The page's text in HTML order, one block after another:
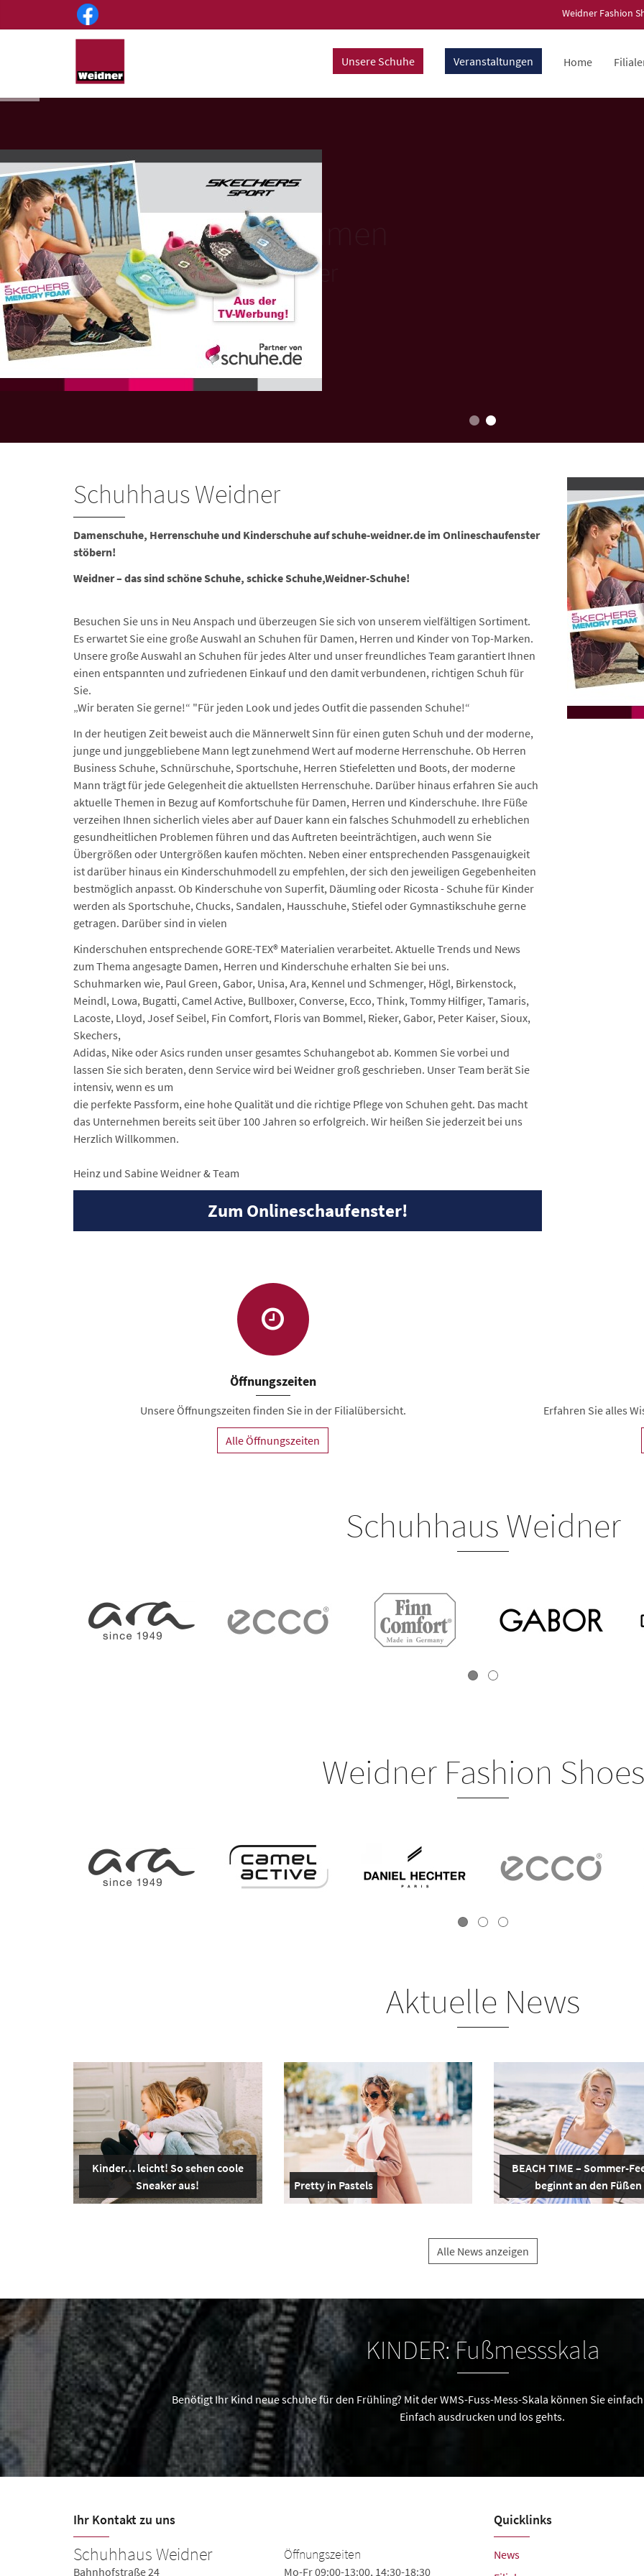
Weidner Fashion
Unsere Schuhe Veranstaltungen Home
Schuhhaus Weidner
Damenschuhe, Herrenschuhe und Kinderschuhe auf schuhe-weidner.de im Onlineschaufenster
stöbern!
Weidner – das sind schöne Schuhe, schicke Schuhe,Weidner-Schuhe!
Besuchen Sie uns in Neu Anspach und überzeugen Sie sich von unserem vielfältigen Sortiment.
Es erwartet Sie eine große Auswahl an Schuhen für Damen, Herren und Kinder von Top-Marken.
Unsere große Auswahl an Schuhen für jedes Alter und unser freundliches Team garantiert Ihnen
einen entspannten und zufriedenen Einkauf und den damit verbundenen, richtigen Schuh für
Sie.
„Wir beraten Sie gerne!“ "Für jeden Look und jedes Outfit die passenden Schuhe!“
In der heutigen Zeit beweist auch die Männerwelt Sinn für einen guten Schuh und der moderne,
junge und junggebliebene Mann legt zunehmend Wert auf moderne Herrenschuhe. Ob Herren
Business Schuhe, Schnürschuhe, Sportschuhe, Herren Stiefeletten und Boots, der moderne
Mann trägt für jede Gelegenheit die aktuellsten Herrenschuhe. Darüber hinaus erfahren Sie auch
aktuelle Themen in Bezug auf Komfortschuhe für Damen, Herren und Kinderschuhe. Ihre Füße
verzeihen Ihnen sicherlich vieles aber auf Dauer kann ein falsches Schuhmodell zu erheblichen
gesundheitlichen Problemen führen und das Auftreten beeinträchtigen, auch wenn Sie
Übergrößen oder Untergrößen kaufen möchten. Neben einer entsprechenden Passgenauigkeit
ist darüber hinaus ein Kinderschuhmodell zu empfehlen, der sich den jeweiligen Gegebenheiten
bestmöglich anpasst. Ob Kinderschuhe von Superfit, Däumling oder Ricosta - Schuhe für Kinder
werden als Sportschuhe, Chucks, Sandalen, Hausschuhe, Stiefel oder Gymnastikschuhe gerne
getragen. Darüber sind in vielen
Kinderschuhen entsprechende GORE-TEX® Materialien verarbeitet. Aktuelle Trends und News
zum Thema angesagte Damen, Herren und Kinderschuhe erhalten Sie bei uns.
Schuhmarken wie, Paul Green, Gabor, Unisa, Ara, Kennel und Schmenger, Högl, Birkenstock,
Meindl, Lowa, Bugatti, Camel Active, Bullboxer, Converse, Ecco, Think, Tommy Hilfiger, Tamaris,
Lacoste, Lloyd, Josef Seibel, Fin Comfort, Floris van Bommel, Rieker, Gabor, Peter Kaiser, Sioux,
Skechers,
Adidas, Nike oder Asics runden unser gesamtes Schuhangebot ab. Kommen Sie vorbei und
lassen Sie sich beraten, denn Service wird bei Weidner groß geschrieben. Unser Team berät Sie
intensiv, wenn es um
die perfekte Passform, eine hohe Qualität und die richtige Pflege von Schuhen geht. Das macht
das Unternehmen bereits seit über 100 Jahren so erfolgreich. Wir heißen Sie jederzeit bei uns
Herzlich Willkommen.
Heinz und Sabine Weidner & Team
Zum Onlineschaufenster!
Öffnungszeiten
Unsere Öffnungszeiten finden Sie in der Filialübersicht.
Alle Öffnungszeiten
Erfahren Sie alles
Schuhhaus Weidner
Weidner Fashion Shoes
Aktuelle News
Kinder… leicht! So sehen coole
Sneaker aus!
Pretty in Pastels
BEACH TIME – Sommer-
beginnt an den Füßen
Alle News anzeigen
KINDER: Fußmessskala
Benötigt Ihr Kind neue schuhe für den Frühling? Mit der WMS-Fuss-Mess-Skala können Sie
Einfach ausdrucken und los gehts.
Ihr Kontakt zu uns
Schuhhaus Weidner
Bahnhofstraße 24
Öffnungszeiten
Mo-Fr 09:00-13:00, 14:30-18:30
Weidner Fashion Shoes
Gustav-Heinemann-Str. 2
Quicklinks
News